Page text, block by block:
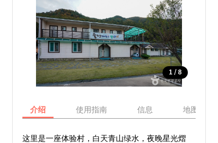
1 / 8
介绍 使用指南 信息 地图
这里是一座体验村，白天青山绿水，夜晚星光熠